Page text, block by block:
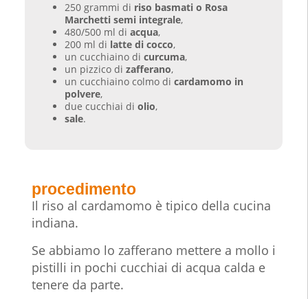
250 grammi di riso basmati o Rosa
Marchetti semi integrale,
480/500 ml di acqua,
200 ml di latte di cocco,
un cucchiaino di curcuma,
un pizzico di zafferano,
un cucchiaino colmo di cardamomo in
polvere,
due cucchiai di olio,
sale.
procedimento
Il riso al cardamomo è tipico della cucina
indiana.
Se abbiamo lo zafferano mettere a mollo i
pistilli in pochi cucchiai di acqua calda e
tenere da parte.